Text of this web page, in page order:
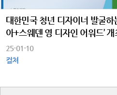
대한민국 청년 디자이너 발굴하
아+스웨덴 영 디자인 어워드’ 개
25-01-10
컬쳐